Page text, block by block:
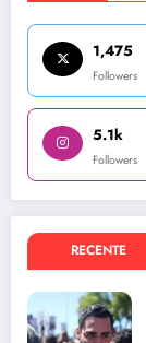
1,475
Followers
5.1k
Followers
RECENTE